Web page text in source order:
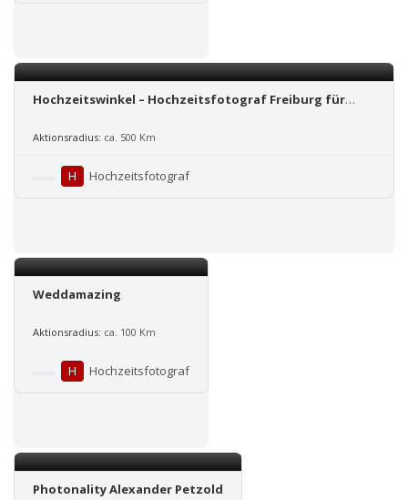
Hochzeitswinkel – Hochzeitsfotograf Freiburg für
Aktionsradius: ca. 500 Km
H Hochzeitsfotograf
Weddamazing
Aktionsradius: ca. 100 Km
H Hochzeitsfotograf
Photonality Alexander Petzold